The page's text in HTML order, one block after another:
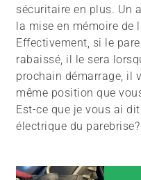
sécuritaire en plus. Un
la mise en mémoire de
Effectivement, si le
rabaissé, il le sera
prochain démarrage, il
même position que
Est-ce que je vous ai
électrique du parebrise?